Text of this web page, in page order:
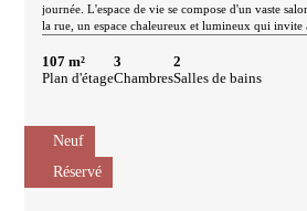
journée. L'espace de vie se compose d'un vaste
la rue, un espace chaleureux et lumineux qui
pouvant accueillir une table et des chaises,
quotidien, où chaque pièce a été pensée pour offrir confort
repos absolu. Il y a également une deuxième salle de
élégants sols en marbre apportent une touche de
tandis que le système de climatisation par conduits
tout au long de l’année. De plus, les chambres sont
encastrés. Le logement est situé dans un immeuble doté d’un ascenseur
107 m²
Plan d'étage
3
Chambres
2
Salles de bains
Neuf
Réservé